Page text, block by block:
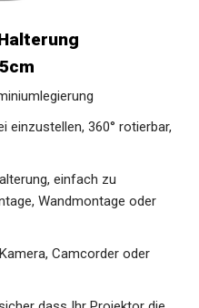
einzustellen, 360° rotierbar,
einfach zu
Wandmontage oder
Camcorder oder